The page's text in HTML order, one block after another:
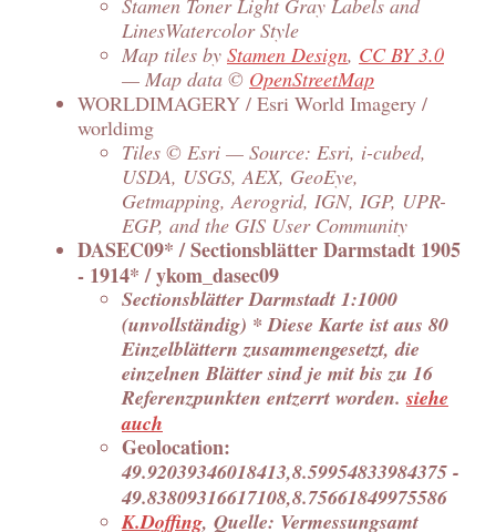
Stamen Toner Light Gray Labels and
LinesWatercolor Style
Map tiles by Stamen Design, CC BY 3.0
— Map data © OpenStreetMap
WORLDIMAGERY / Esri World Imagery /
worldimg
Tiles © Esri — Source: Esri, i-cubed,
USDA, USGS, AEX, GeoEye,
Getmapping, Aerogrid, IGN, IGP, UPR-
EGP, and the GIS User Community
DASEC09* / Sectionsblätter Darmstadt 1905
- 1914* / ykom_dasec09
Sectionsblätter Darmstadt 1:1000
(unvollständig) * Diese Karte ist aus 80
Einzelblättern zusammengesetzt, die
einzelnen Blätter sind je mit bis zu 16
Referenzpunkten entzerrt worden.siehe
auch
Geolocation:
49.92039346018413,8.59954833984375 -
49.83809316617108,8.75661849975586
K.Doffing, Quelle: Vermessungsamt